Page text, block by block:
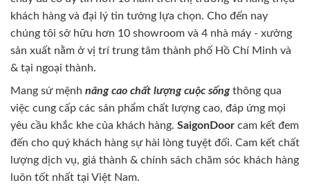
khách hàng và đại lý tin tưởng lựa chọn. Cho đến nay
chúng tôi sở hữu hơn 10 showroom và 4 nhà máy - xưởng
sản xuất nằm ở vị trí trung tâm thành phố Hồ Chí Minh và
& tại ngoại thành.
Mang sứ mệnh nâng cao chất lượng cuộc sốngthông qua
việc cung cấp các sản phẩm chất lượng cao, đáp ứng mọi
yêu cầu khắc khe của khách hàng. SaigonDoor cam kết đem
đến cho quý khách hàng sự hài lòng tuyệt đối. Cam kết chất
lượng dịch vụ, giá thành & chính sách chăm sóc khách hàng
luôn tốt nhất tại Việt Nam.